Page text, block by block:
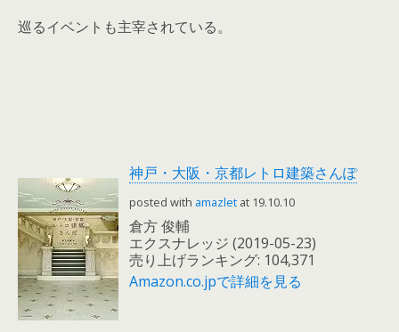
巡るイベントも主宰されている。
神戸・大阪・京都レトロ建築さんぽ
posted with amazlet at 19.10.10
倉方 俊輔
エクスナレッジ (2019-05-23)
売り上げランキング: 104,371
Amazon.co.jpで詳細を見る